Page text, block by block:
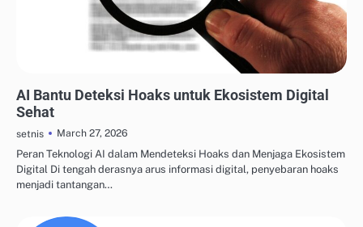
AI Bantu Deteksi Hoaks untuk Ekosistem Digital
Sehat
setnis
March 27, 2026
Peran Teknologi AI dalam Mendeteksi Hoaks dan Menjaga Ekosistem
Digital Di tengah derasnya arus informasi digital, penyebaran hoaks
menjadi tantangan…